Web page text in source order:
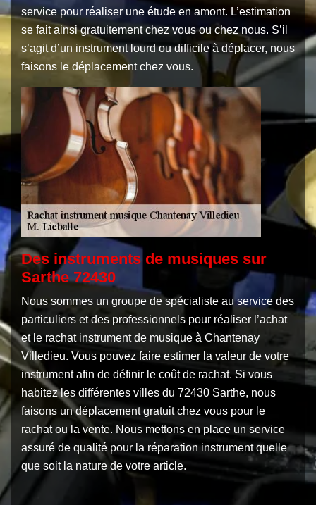
service pour réaliser une étude en amont. L’estimation
se fait ainsi gratuitement chez vous ou chez nous. S’il
s’agit d’un instrument lourd ou difficile à déplacer, nous
faisons le déplacement chez vous.
Des instruments de musiques sur
Sarthe 72430
Nous sommes un groupe de spécialiste au service des
particuliers et des professionnels pour réaliser l’achat
et le rachat instrument de musique à Chantenay
Villedieu. Vous pouvez faire estimer la valeur de votre
instrument afin de définir le coût de rachat. Si vous
habitez les différentes villes du 72430 Sarthe, nous
faisons un déplacement gratuit chez vous pour le
rachat ou la vente. Nous mettons en place un service
assuré de qualité pour la réparation instrument quelle
que soit la nature de votre article.